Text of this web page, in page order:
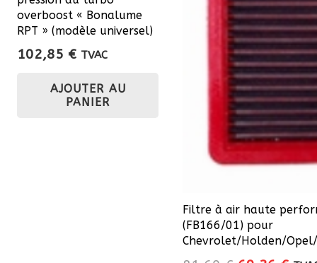
overboost « Bonalume
RPT » (modèle universel)
102,85 € TVAC
AJOUTER AU
PANIER
Filtre à air haute
(FB166/01) pour
Chevrolet/Holden/